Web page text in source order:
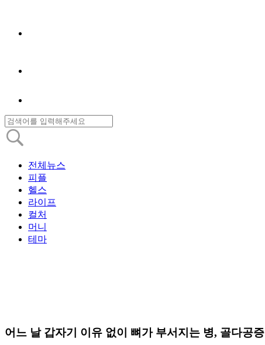
전체뉴스
피플
헬스
라이프
컬처
머니
테마
어느 날 갑자기 이유 없이 뼈가 부서지는 병, 골다공증